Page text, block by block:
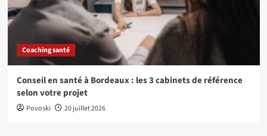
Coaching santé
Conseil en santé à Bordeaux : les 3 cabinets de référence
selon votre projet
Povoski 20 juillet 2026